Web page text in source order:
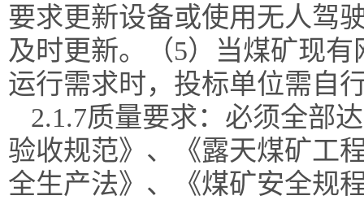
要求更新设备或使用无人驾
及时更新。（5）当煤矿现
运行需求时，投标单位需自
2.1.7质量要求：必须全部
验收规范》、《露天煤矿工
全生产法》、《煤矿安全规